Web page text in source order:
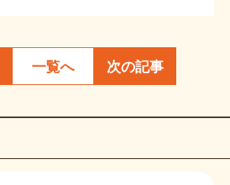
一覧へ 次の記事